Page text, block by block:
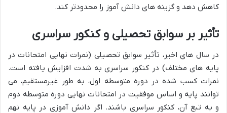
کاهش دهد و گزینه های دانش آموز را محدودتر کند.
تأثیر بر سوابق تحصیلی و کنکور سراسری
در سال های اخیر، تأثیر سوابق تحصیلی (نمرات نهایی امتحانات در
پایه های مختلف) در کنکور سراسری به شدت افزایش یافته است.
نمرات کسب شده در دوره متوسطه اول، به طور غیرمستقیم، می
توانند پایه و اساس موفقیت در امتحانات نهایی دوره متوسطه دوم
و به تبع آن، کنکور سراسری باشند. اگر دانش آموزی در پایه نهم